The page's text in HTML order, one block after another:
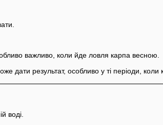
важливо, коли йде ловля карпа весною.
дати результат, особливо у ті періоди,